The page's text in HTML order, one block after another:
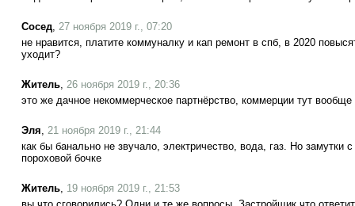
Сосед, 27 ноября 2019 г., 07:20
не нравится, платите коммуналку и кап ремонт в спб, в 2020
уходит?
Житель, 26 ноября 2019 г., 20:36
это же дачное некоммерческое партнёрство, коммерции тут вообще
Эля, 21 ноября 2019 г., 21:44
как бы банально не звучало, электричество, вода, газ. Но замутки
пороховой бочке
Житель, 19 ноября 2019 г., 21:53